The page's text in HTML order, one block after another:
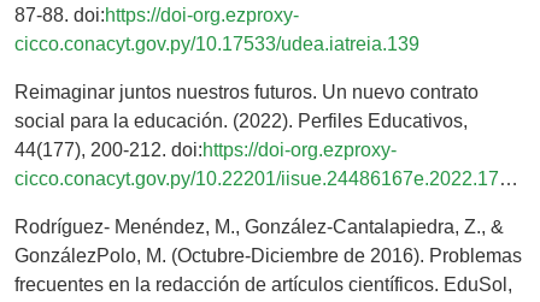
87-88. doi:https://doi-org.ezproxy-
cicco.conacyt.gov.py/10.17533/udea.iatreia.139
Reimaginar juntos nuestros futuros. Un nuevo contrato
social para la educación. (2022). Perfiles Educativos,
44(177), 200-212. doi:https://doi-org.ezproxy-
cicco.conacyt.gov.py/10.22201/iisue.24486167e.2022.177.61072
Rodríguez- Menéndez, M., González-Cantalapiedra, Z., &
GonzálezPolo, M. (Octubre-Diciembre de 2016). Problemas
frecuentes en la redacción de artículos científicos. EduSol,